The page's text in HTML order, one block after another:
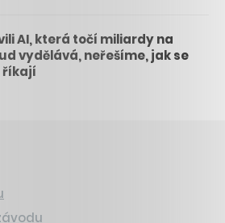
AI, která točí miliardy na
vydělává, neřešíme, jak se
říkají